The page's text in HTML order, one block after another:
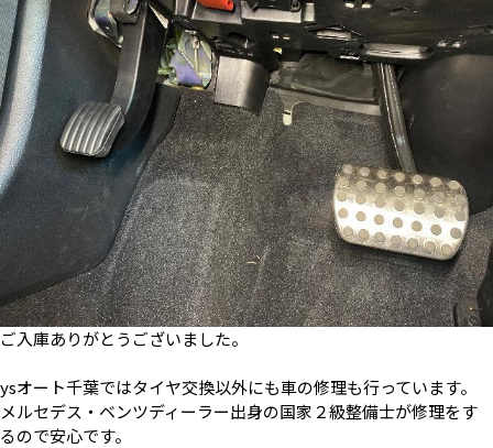
ご入庫ありがとうございました。
ysオート千葉ではタイヤ交換以外にも車の修理も行っています。
メルセデス・ベンツディーラー出身の国家２級整備士が修理をす
るので安心です。